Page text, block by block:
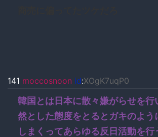
141 moccosnoon id:XOgK7uqP0
韓国とは日本に散々嫌がらせを行
然とした態度をとるとガキのよう
しまくってあらゆる反日活動を行